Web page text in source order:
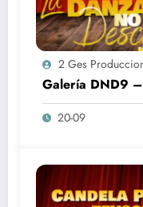
2 Ges
Galería DND9
20-09